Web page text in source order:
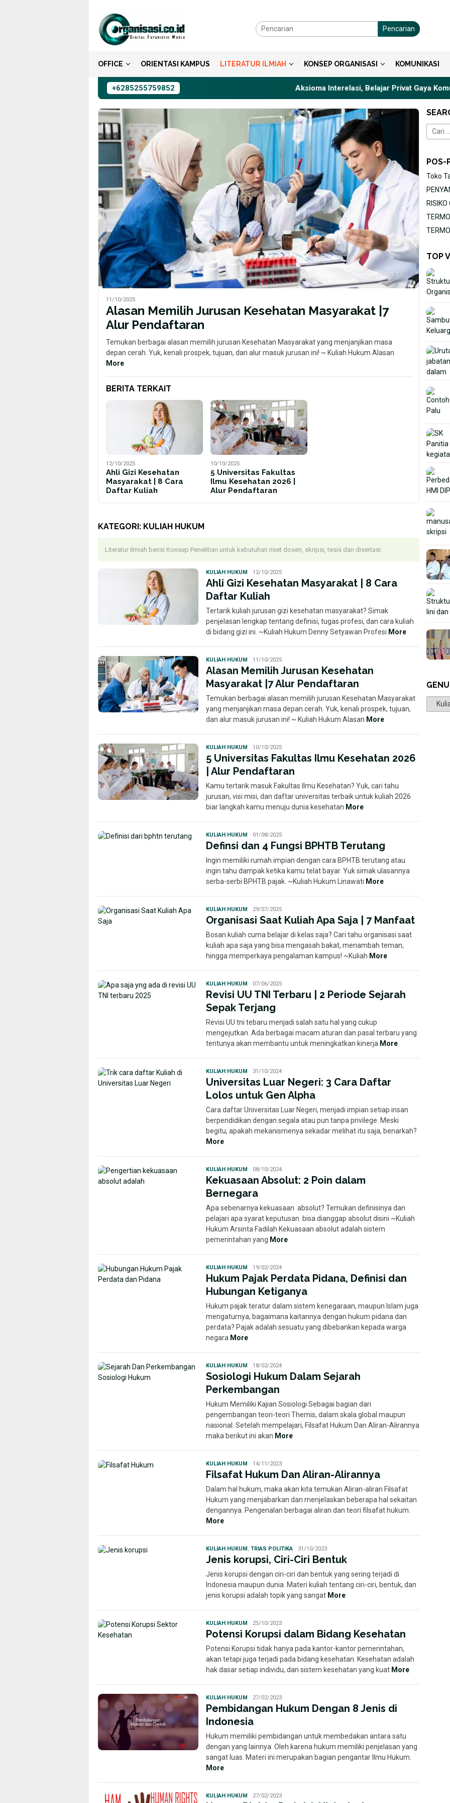
konten
Pencarian
OFFICE ORIENTASI KAMPUS LITERATUR ILMIAH KONSEP ORGANISASI KOMUNIKASI
+6285255759852 Aksioma Interelasi, Belajar Privat Gaya
11/10/2025
Alasan Memilih Jurusan Kesehatan Masyarakat |7
Alur Pendaftaran
Temukan berbagai alasan memilih jurusan Kesehatan Masyarakat yang menjanjikan masa
depan cerah. Yuk, kenali prospek, tujuan, dan alur masuk jurusan ini! ~ Kuliah Hukum Alasan
More
BERITA TERKAIT
12/10/2025
Ahli Gizi Kesehatan
Masyarakat | 8 Cara
Daftar Kuliah
10/10/2025
5 Universitas Fakultas
Ilmu Kesehatan 2026 |
Alur Pendaftaran
KATEGORI: KULIAH HUKUM
Literatur ilmiah berisi Konsep Penelitian untuk kebutuhan riset dosen, skripsi, tesis dan disertasi.
KULIAH HUKUM Ayu12/10/2025
Ahli Gizi Kesehatan Masyarakat | 8 Cara
Daftar Kuliah
Tertarik kuliah jurusan gizi kesehatan masyarakat? Simak
penjelasan lengkap tentang definisi, tugas profesi, dan cara kuliah
di bidang gizi ini. ~Kuliah Hukum Denny Setyawan Profesi More
KULIAH HUKUM Florence
Febriani
Susanto
11/10/2025
Alasan Memilih Jurusan Kesehatan
Masyarakat |7 Alur Pendaftaran
Temukan berbagai alasan memilih jurusan Kesehatan Masyarakat
yang menjanjikan masa depan cerah. Yuk, kenali prospek, tujuan,
dan alur masuk jurusan ini! ~ Kuliah Hukum Alasan More
KULIAH HUKUM Florence
Febriani
Susanto
10/10/2025
5 Universitas Fakultas Ilmu Kesehatan 2026
| Alur Pendaftaran
Kamu tertarik masuk Fakultas Ilmu Kesehatan? Yuk, cari tahu
jurusan, visi misi, dan daftar universitas terbaik untuk kuliah 2026
biar langkah kamu menuju dunia kesehatan More
KULIAH HUKUM Ayu01/08/2025
Definsi dan 4 Fungsi BPHTB Terutang
Ingin memiliki rumah impian dengan cara BPHTB terutang atau
ingin tahu dampak ketika kamu telat bayar. Yuk simak ulasannya
serba-serbi BPHTB pajak. ~Kuliah Hukum Linawati More
KULIAH HUKUM Florence
Febriani
Susanto
29/07/2025
Organisasi Saat Kuliah Apa Saja | 7 Manfaat
Bosan kuliah cuma belajar di kelas saja? Cari tahu organisasi saat
kuliah apa saja yang bisa mengasah bakat, menambah teman,
hingga memperkaya pengalaman kampus! ~Kuliah More
KULIAH HUKUM Ayu07/06/2025
Revisi UU TNI Terbaru | 2 Periode Sejarah
Sepak Terjang
Revisi UU tni tebaru menjadi salah satu hal yang cukup
mengejutkan. Ada berbagai macam aturan dan pasal terbaru yang
tentunya akan membantu untuk meningkatkan kinerja More
KULIAH HUKUM Ayu31/10/2024
Universitas Luar Negeri: 3 Cara Daftar
Lolos untuk Gen Alpha
Cara daftar Universitas Luar Negeri, menjadi impian setiap insan
berpendidikan dengan segala atau pun tanpa privilege. Meski
begitu, apakah mekanismenya sekadar melihat itu saja, benarkah?
More
KULIAH HUKUM Ayu08/10/2024
Kekuasaan Absolut: 2 Poin dalam
Bernegara
Apa sebenarnya kekuasaan absolut? Temukan definisinya dan
pelajari apa syarat keputusan bisa dianggap absolut disini ~Kuliah
Hukum Arsinta Fadilah Kekuasaan absolut adalah sistem
pemerintahan yang More
KULIAH HUKUM Statuto
Disposita
19/02/2024
Hukum Pajak Perdata Pidana, Definisi dan
Hubungan Ketiganya
Hukum pajak teratur dalam sistem kenegaraan, maupun Islam juga
mengaturnya, bagaimana kaitannya dengan hukum pidana dan
perdata? Pajak adalah sesuatu yang dibebankan kepada warga
negara More
KULIAH HUKUM Statuto
Disposita
18/02/2024
Sosiologi Hukum Dalam Sejarah
Perkembangan
Hukum Memiliki Kajian Sosiologi Sebagai bagian dari
pengembangan teori-teori Themis, dalam skala global maupun
nasional. Setelah mempelajari, Filsafat Hukum Dan Aliran-Alirannya
maka berikut ini akan More
KULIAH HUKUM Statuto
Disposita
14/11/2023
Filsafat Hukum Dan Aliran-Alirannya
Dalam hal hukum, maka akan kita temukan Aliran-aliran Filsafat
Hukum yang menjabarkan dan menjelaskan beberapa hal sekaitan
dengannya. Pengenalan berbagai aliran dan teori filsafat hukum.
More
KULIAH HUKUM, TRIAS POLITIKAStatuto
Disposita
31/10/2023
Jenis korupsi, Ciri-Ciri Bentuk
Jenis korupsi dengan ciri-ciri dan bentuk yang sering terjadi di
Indonesia maupun dunia. Materi kuliah tentang ciri-ciri, bentuk, dan
jenis korupsi adalah topik yang sangat More
KULIAH HUKUM Statuto
Disposita
25/10/2023
Potensi Korupsi dalam Bidang Kesehatan
Potensi Korupsi tidak hanya pada kantor-kantor pemerintahan,
akan tetapi juga terjadi pada bidang kesehatan. Kesehatan adalah
hak dasar setiap individu, dan sistem kesehatan yang kuat More
KULIAH HUKUM Statuto
Disposita
27/02/2023
Pembidangan Hukum Dengan 8 Jenis di
Indonesia
Hukum memiliki pembidangan untuk membedakan antara satu
dengan yang lainnya. Oleh karena hukum memiliki penjelasan yang
sangat luas. Materi ini merupakan bagian pengantar Ilmu Hukum.
More
KULIAH HUKUM Statuto
27/02/2023
Cari
untuk:
POS-
Toko
TOP
Genus